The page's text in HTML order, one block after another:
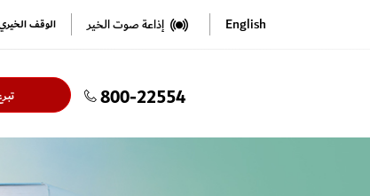
English إذاعة صوت الخير الوقف
تسجيل
الدخول
تسجيل
800-22554